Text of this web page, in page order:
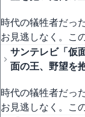
時代の犠牲者だっ
お見逃しなく。こ
サンテレビ「仮
面の王、野望を
時代の犠牲者だっ
お見逃しなく。こ